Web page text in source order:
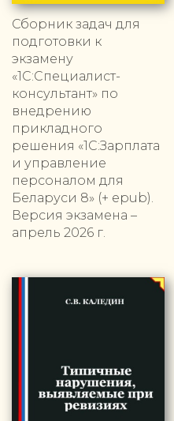
Сборник задач для
подготовки к
экзамену
«1С:Специалист-
консультант» по
внедрению
прикладного
решения «1С:Зарплата
и управление
персоналом для
Беларуси 8» (+ epub).
Версия экзамена –
апрель 2026 г.